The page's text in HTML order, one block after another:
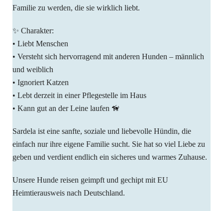
Familie zu werden, die sie wirklich liebt.
✨ Charakter:
• Liebt Menschen
• Versteht sich hervorragend mit anderen Hunden – männlich
und weiblich
• Ignoriert Katzen
• Lebt derzeit in einer Pflegestelle im Haus
• Kann gut an der Leine laufen 🦮
Sardela ist eine sanfte, soziale und liebevolle Hündin, die
einfach nur ihre eigene Familie sucht. Sie hat so viel Liebe zu
geben und verdient endlich ein sicheres und warmes Zuhause.
Unsere Hunde reisen geimpft und gechipt mit EU
Heimtierausweis nach Deutschland.